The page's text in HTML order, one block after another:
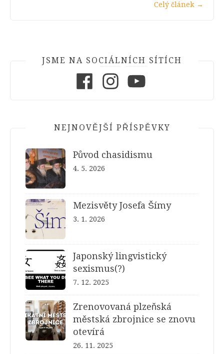
Celý článek →
JSME NA SOCIÁLNÍCH SÍTÍCH
NEJNOVĚJŠÍ PŘÍSPĚVKY
Původ chasidismu
4. 5. 2026
Mezisvěty Josefa Šímy
3. 1. 2026
Japonský lingvistický
sexismus(?)
7. 12. 2025
Zrenovovaná plzeňská
městská zbrojnice se znovu
otevírá
26. 11. 2025